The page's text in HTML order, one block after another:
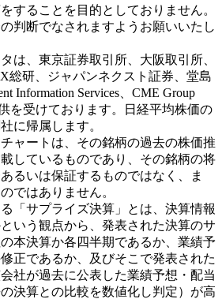
することを目的としておりません。
判断でなされますようお願いいたし
は、東京証券取引所、大阪取引所、
総研、ジャパンネクスト証券、堂島
Information Services、CME Group
を受けております。日経平均株価の
に帰属します。
ャートは、その銘柄の過去の株価推
しているものであり、その銘柄の将
るいは保証するものではなく、ま
ではありません。
「サプライズ決算」とは、決算情報
いう観点から、発表された決算のサ
本決算か各四半期であるか、業績予
正であるか、及びそこで発表された
社が過去に公表した業績予想・配当
決算との比較を数値化し判定）が高